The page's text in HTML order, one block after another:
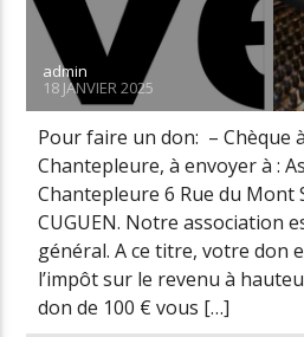
admin
18 JANVIER 2025
Pour faire un don: – Chèque
Chantepleure, à envoyer à :
Chantepleure 6 Rue du Mont
CUGUEN. Notre association
général. A ce titre, votre don
l’impôt sur le revenu à
don de 100 € vous […]